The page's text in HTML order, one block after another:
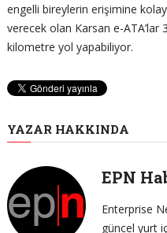
engelli bireylerin erişimine
verecek olan Karsan e-ATA’lar
kilometre yol yapabiliyor.
YAZAR HAKKINDA
EPN
Enterprise
güncel yurt